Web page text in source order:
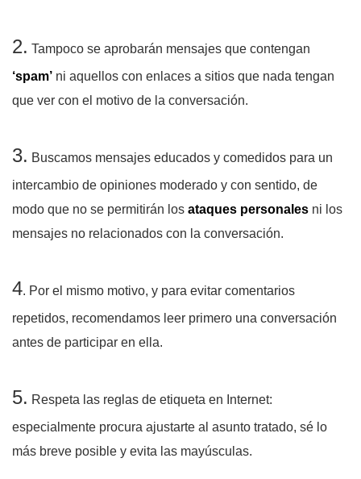
2. Tampoco se aprobarán mensajes que contengan
‘spam’ ni aquellos con enlaces a sitios que nada tengan
que ver con el motivo de la conversación.
3. Buscamos mensajes educados y comedidos para un
intercambio de opiniones moderado y con sentido, de
modo que no se permitirán los ataques personales ni los
mensajes no relacionados con la conversación.
4. Por el mismo motivo, y para evitar comentarios
repetidos, recomendamos leer primero una conversación
antes de participar en ella.
5. Respeta las reglas de etiqueta en Internet:
especialmente procura ajustarte al asunto tratado, sé lo
más breve posible y evita las mayúsculas.